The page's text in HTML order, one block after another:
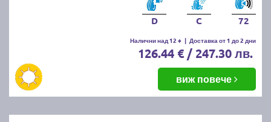
D C 72
Налични над 12 + | Доставка от 1 до 2 дни
126.44 € / 247.30 лв.
виж повече